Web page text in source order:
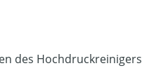
des Hochdruckreinigers